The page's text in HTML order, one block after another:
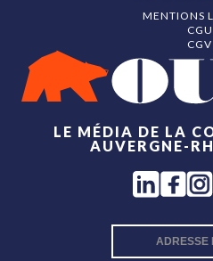
LE MÉDIA DE LA
AUVERGNE-
MENTIONS
CGU
CGV